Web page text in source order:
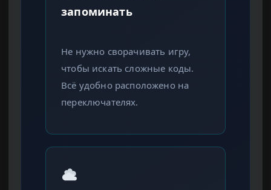
запоминать
Не нужно сворачивать игру,
чтобы искать сложные коды.
Всё удобно расположено на
переключателях.